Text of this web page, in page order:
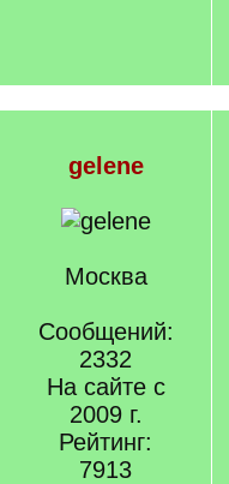
gelene
Москва
Сообщений:
2332
На сайте с
2009 г.
Рейтинг:
7913